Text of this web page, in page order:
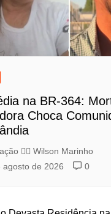
na BR-364:
Choca
👨‍⚖️​ Wilson Marinho
agosto de 2026
0